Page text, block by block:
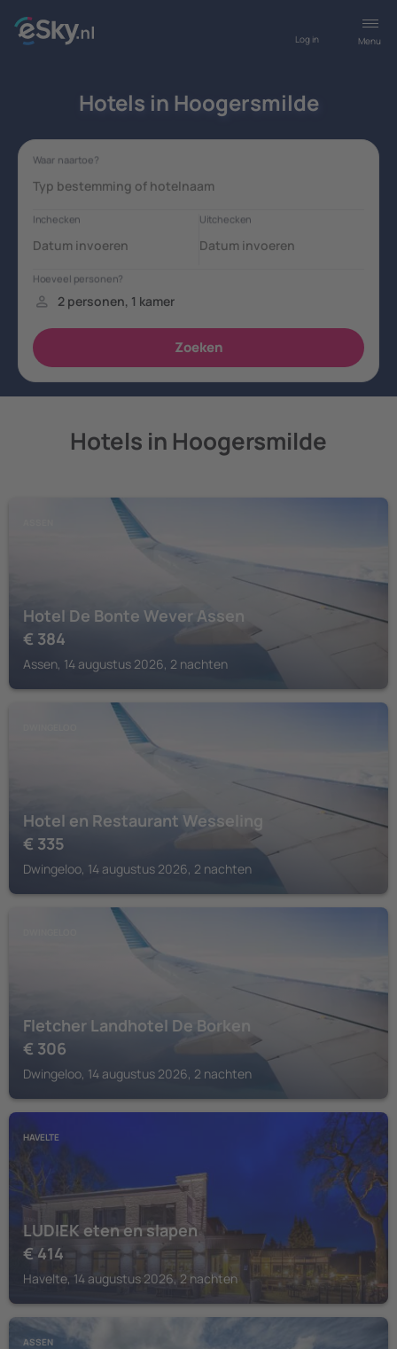
Menu
Log in
Hotels in Hoogersmilde
Hotels in Hoogersmilde
Hotel De Bonte Wever Assen
€ 384
Assen, 14 augustus 2026, 2 nachten
Hotel en Restaurant Wesseling
€ 335
Dwingeloo, 14 augustus 2026, 2 nachten
Fletcher Landhotel De Borken
€ 306
Dwingeloo, 14 augustus 2026, 2 nachten
HAVELTE
LUDIEK eten en slapen
€ 414
Havelte, 14 augustus 2026, 2 nachten
ASSEN